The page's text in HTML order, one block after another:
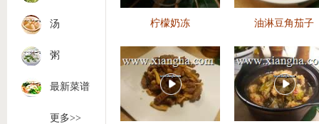
汤
粥
最新菜谱
更多>>
柠檬奶冻 油淋豆角茄子